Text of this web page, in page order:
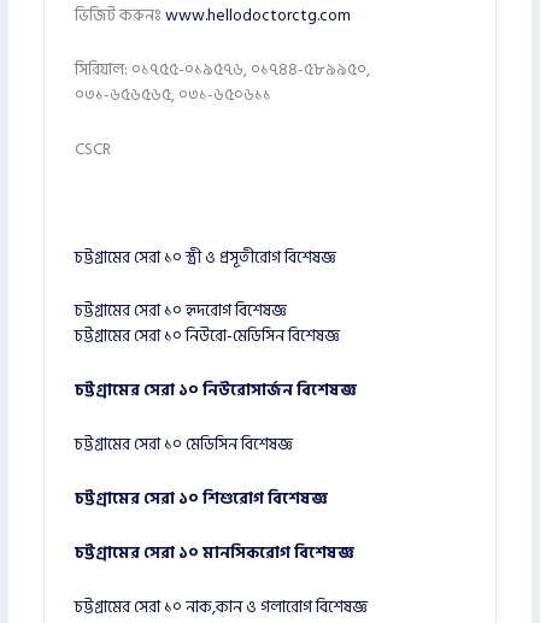
ভিজিট করুনঃwww.hellodoctorctg.com
সিরিয়াল: ০১৭৫৫-০১৯৫৭৬, ০১৭৪৪-৫৮৯৯৫০,
০৩১-৬৫৬৫৬৫, ০৩১-৬৫০৬১১
CSCR
চট্টগ্রামের সেরা ১০ স্ত্রী ও প্রসূতীরোগ বিশেষজ্ঞ
চট্টগ্রামের সেরা ১০ হৃদরোগ বিশেষজ্ঞ
চট্টগ্রামের সেরা ১০ নিউরো-মেডিসিন বিশেষজ্ঞ
চট্টগ্রামের সেরা ১০ নিউরোসার্জন বিশেষজ্ঞ
চট্টগ্রামের সেরা ১০ মেডিসিন বিশেষজ্ঞ
চট্টগ্রামের সেরা ১০ শিশুরোগ বিশেষজ্ঞ
চট্টগ্রামের সেরা ১০ মানসিকরোগ বিশেষজ্ঞ
চট্টগ্রামের সেরা ১০ নাক,কান ও গলারোগ বিশেষজ্ঞ